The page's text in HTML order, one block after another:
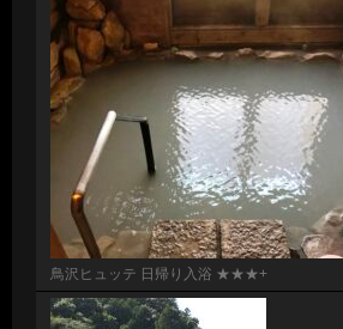
鳥沢ヒュッテ 日帰り入浴 ★★★+